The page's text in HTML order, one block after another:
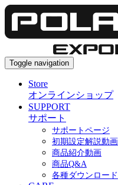
Toggle navigation
Store
オンラインショップ
SUPPORT
サポート
サポートページ
初期設定解説動画
商品紹介動画
商品Q&A
各種ダウンロード